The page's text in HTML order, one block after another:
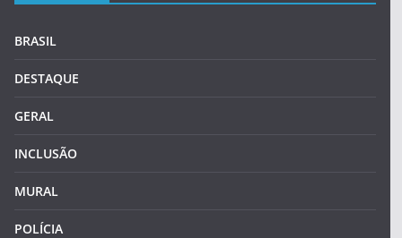
BRASIL
DESTAQUE
GERAL
INCLUSÃO
MURAL
POLÍCIA